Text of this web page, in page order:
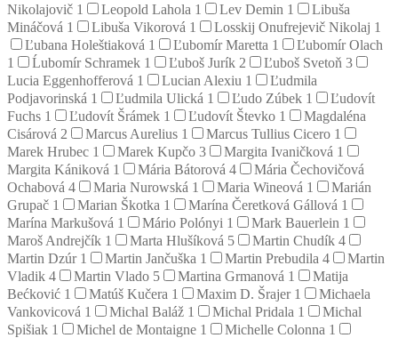
Nikolajovič 1 Leopold Lahola 1 Lev Demin 1
Libuša
Mináčová 1 Libuša Vikorová 1 Losskij Onufrejevič Nikolaj 1
Ľubana Holeštiaková 1 Ľubomír Maretta 1
Ľubomír Olach
1
Ĺubomír Schramek 1 Ľuboš Jurík 2 Ľuboš Svetoň 3
Lucia Eggenhofferová 1 Lucian Alexiu 1
Ľudmila
Podjavorinská 1 Ľudmila Ulická 1 Ľudo Zúbek 1
Ľudovít
Fuchs 1 Ľudovít Šrámek 1 Ľudovít Števko 1
Magdaléna
Cisárová 2 Marcus Aurelius 1 Marcus Tullius Cicero 1
Marek Hrubec 1 Marek Kupčo 3 Margita Ivaničková 1
Margita Kániková 1 Mária Bátorová 4
Mária Čechovičová
Ochabová 4 Maria Nurowská 1 Maria Wineová 1
Marián
Grupač 1 Marian Škotka 1 Marína Čeretková Gállová 1
Marína Markušová 1 Mário Polónyi 1 Mark Bauerlein 1
Maroš Andrejčík 1 Marta Hlušíková 5 Martin Chudík 4
Martin Dzúr 1 Martin Jančuška 1 Martin Prebudila 4
Martin
Vladik 4 Martin Vlado 5 Martina Grmanová 1
Matija
Bećković 1 Matúš Kučera 1 Maxim D. Šrajer 1
Michaela
Vankovicová 1 Michal Baláž 1 Michal Pridala 1
Michal
Spišiak 1 Michel de Montaigne 1 Michelle Colonna 1